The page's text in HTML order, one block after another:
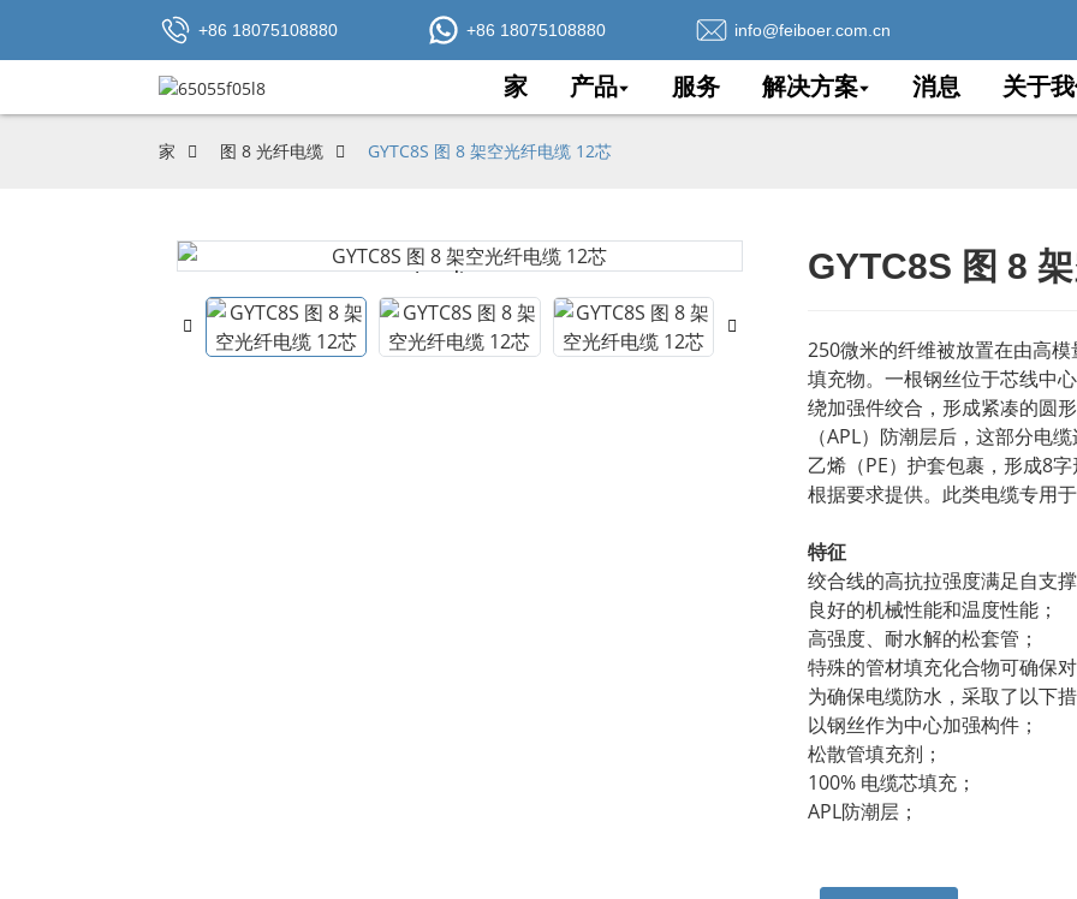
+86 18075108880 +86 18075108880 info@feiboer.com.cn
家 产品 服务 解决方案 消息 关于
家 图 8 光纤电缆 GYTC8S 图 8 架空光纤电缆 12芯
Loading...
Loading... GYTC8S 图 8
250微米的纤维被放置在由高
填充物。一根钢丝位于芯线中
绕加强件绞合，形成紧凑的圆
（APL）防潮层后，这部分电
乙烯（PE）护​​套包裹，形成8
根据要求提供。此类电缆专用
特征
绞合线的高抗拉强度满足自支
良好的机械性能和温度性能；
高强度、耐水解的松套管；
特殊的管材填充化合物可确保
为确保电缆防水，采取了以下
以钢丝作为中心加强构件；
松散管填充剂；
100% 电缆芯填充；
APL防潮层；